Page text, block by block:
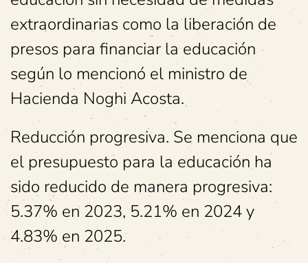
extraordinarias como la liberación de
presos para financiar la educación
según lo mencionó el ministro de
Hacienda Noghi Acosta.
Reducción progresiva. Se menciona que
el presupuesto para la educación ha
sido reducido de manera progresiva:
5.37% en 2023, 5.21% en 2024 y
4.83% en 2025.